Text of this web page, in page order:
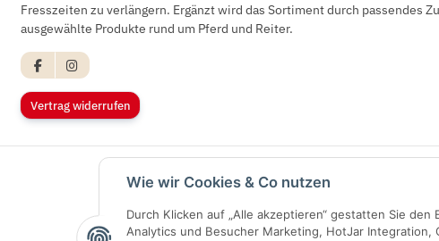
Wie wir Cookies & Co nutzen
Durch Klicken auf „Alle akzeptieren“ gestatten Sie
Analytics und Besucher Marketing, HotJar Integration,
Fresszeiten zu verlängern. Ergänzt wird das Sortiment durch passendes
ausgewählte Produkte rund um Pferd und Reiter.
Vertrag widerrufen